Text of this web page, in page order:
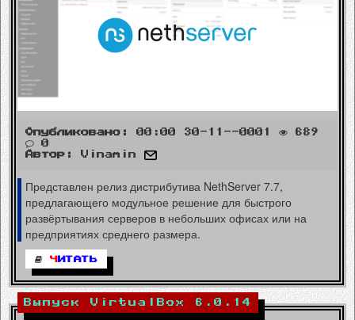
Опубликовано: 00:00 30-11--0001
689
0
Автор:
Vinamin
Представлен релиз дистрибутива NethServer 7.7,
предлагающего модульное решение для быстрого
развёртывания серверов в небольших офисах или на
предприятиях среднего размера.
Ч ИТАТЬ
Выпуск VirtualBox 6.0.14